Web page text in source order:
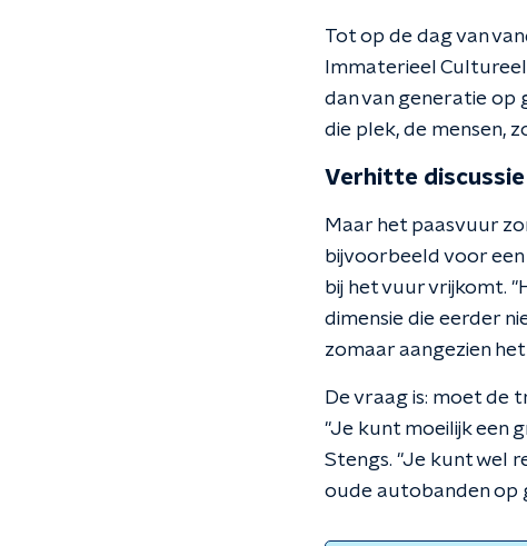
Tot op de dag van
Immaterieel
dan van generatie op
die plek, de mensen,
Verhitte
Maar het paasvuur
bijvoorbeeld voor
bij het vuur vrijkomt.
dimensie die eerder
zomaar aangezien
De vraag is: moet de
"Je kunt moeilijk een
Stengs. "Je kunt wel
oude autobanden op